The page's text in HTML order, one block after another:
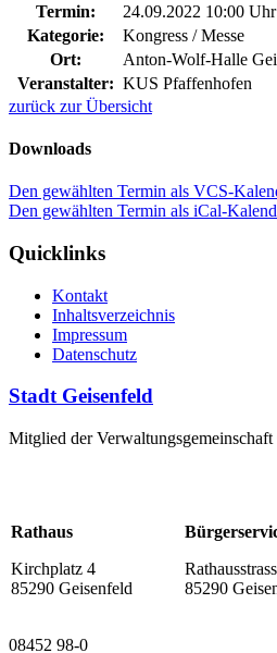
Termin:
24.09.2022 10:00 Uhr
Kategorie:
Kongress / Messe
Ort:
Anton-Wolf-Halle
Veranstalter: KUS Pfaffenhofen
zurück zur Übersicht
Downloads
Den gewählten Termin als VCS-
Den gewählten Termin als iCal-
Quicklinks
Kontakt
Inhaltsverzeichnis
Impressum
Datenschutz
Stadt Geisenfeld
Mitglied der Verwaltungsgemeinschaft
Rathaus
Kirchplatz 4
85290 Geisenfeld
85290
08452 98-0